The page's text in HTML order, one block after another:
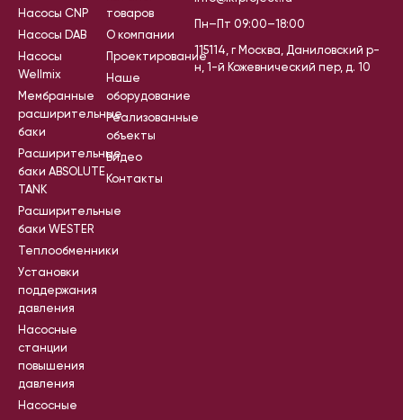
Насосы CNP
Насосы DAB
Насосы
Wellmix
Мембранные
расширительные
баки
Расширительные
баки ABSOLUTE
TANK
Расширительные
баки WESTER
Теплообменники
Установки
поддержания
давления
Насосные
станции
повышения
давления
Насосные
товаров
О компании
Проектирование
Наше
оборудование
Реализованные
объекты
Видео
Контакты
Пн–Пт 09:00–18:00
115114, г Москва, Даниловский р-
н, 1-й Кожевнический пер, д. 10